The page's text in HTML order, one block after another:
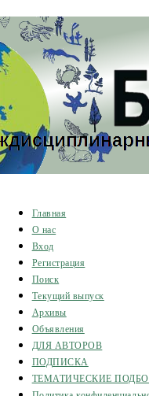
Главная
О нас
Вход
Регистрация
Поиск
Текущий выпуск
Архивы
Объявления
ДЛЯ АВТОРОВ
ПОДПИСКА
ТЕМАТИЧЕСКИЕ